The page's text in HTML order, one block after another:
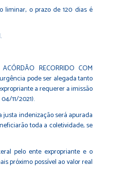
liminar, o prazo de 120 dias é
ACÓRDÃO RECORRIDO COM
urgência pode ser alegada tanto
a requerer a imissão
11/2021).
justa indenização será apurada
toda a coletividade, se
pelo ente expropriante e o
próximo possível ao valor real